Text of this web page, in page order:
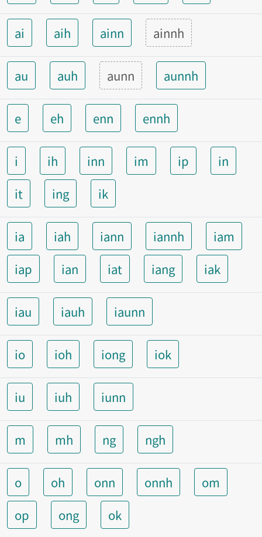
ai aih ainn ainnh
au auh aunn aunnh
e eh enn ennh
i ih inn im ip
in
it
ing ik
ia iah iann iannh
iam
iap
ian iat iang iak
iau iauh iaunn
io ioh iong iok
iu iuh iunn
m mh ng ngh
o oh onn onnh
om
op
ong ok